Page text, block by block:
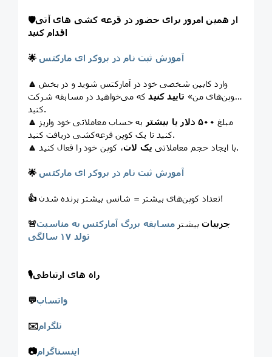
🛡از همین امروز برای حضور در قرعه کشی های آتی
اقدام کنید
🌟 آموزش ثبت نام در بروکر ای مارکتس
🔼 وارد کابین شخصی خود در آمارکتس شوید و در بخش
«کوپن‌های من» تایید کنید که می‌خواهید در مسابقه شرکت
کنید.
🔼
مبلغ ۵۰۰ دلار یا بیشتر
به حساب معاملاتی خود واریز
کنید تا یک کوپن قرعه‌کشی دریافت کنید.
🔼
با ایجاد حجم معاملاتی یک لات ، کوپن خود را فعال کنید.
🌟 آموزش ثبت نام در بروکر ای مارکتس
👍 تعداد کوپن‌های بیشتر = شانس بیشتر برنده شدن!
🚨 جزییات بیشتر مسابقه بزرگ آمارکتس به مناسبت
تولد ۱۷ سالگی
🎙راه های ارتباطی
💬واتساپ
✉️تلگرام
📷اینستاگرام